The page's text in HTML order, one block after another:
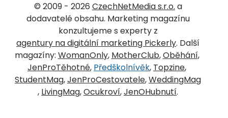
© 2009 - 2026 CzechNetMedia s.r.o. a
dodavatelé obsahu. Marketing magazínu
konzultujeme s experty z
agentury na digitální marketing Pickerly. Další
magazíny: WomanOnly, MotherClub,Oběhání,
JenProTěhotné, Předškolnívěk, Topzine,
StudentMag,JenProCestovatele,WeddingMag
, LivingMag,Ocukroví,JenOHubnutí.